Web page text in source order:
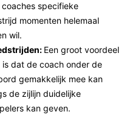
specifieke
momenten helemaal
wil.
Een groot voordeel
dat de coach onder de
gemakkelijk mee kan
de zijlijn duidelijke
kan geven.